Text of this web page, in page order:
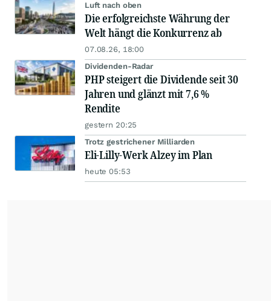
Luft nach oben
Die erfolgreichste Währung der
Welt hängt die Konkurrenz ab
07.08.26, 18:00
Dividenden-Radar
PHP steigert die Dividende seit 30
Jahren und glänzt mit 7,6 %
Rendite
gestern 20:25
Trotz gestrichener Milliarden
Eli-Lilly-Werk Alzey im Plan
heute 05:53